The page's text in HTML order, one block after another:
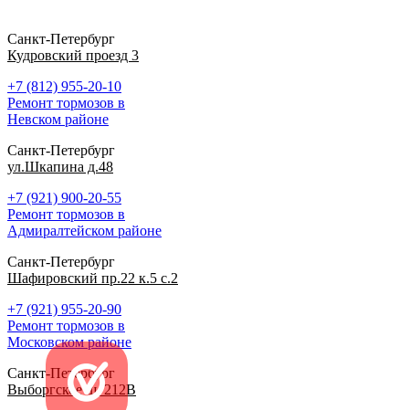
Санкт-Петербург
Кудровский проезд 3
+7 (812) 955-20-10
Ремонт тормозов в
Невском районе
Санкт-Петербург
ул.Шкапина д.48
+7 (921) 900-20-55
Ремонт тормозов в
Адмиралтейском районе
Санкт-Петербург
Шафировский пр.22 к.5 с.2
+7 (921) 955-20-90
Ремонт тормозов в
Московском районе
Санкт-Петербург
Выборгское ш. 212В